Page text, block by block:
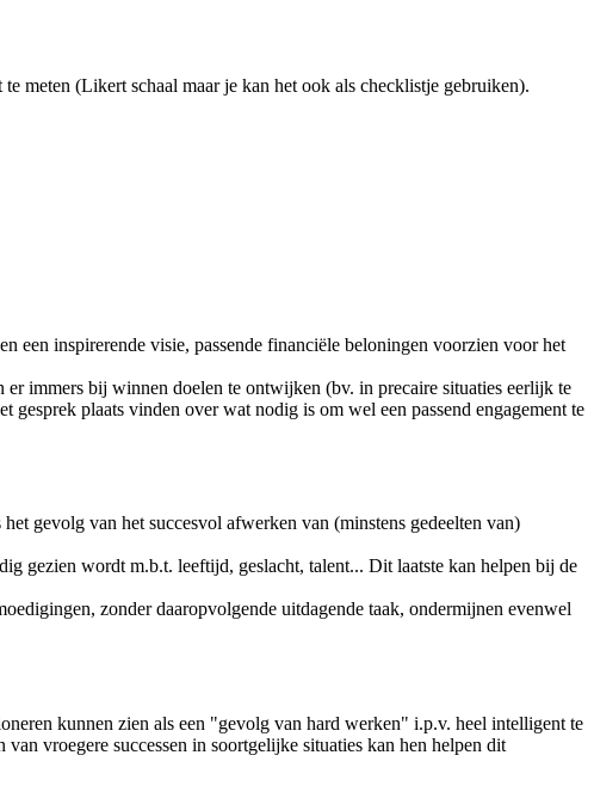
meten (Likert schaal maar je kan het ook als checklistje gebruiken).
een inspirerende visie, passende financiële beloningen voorzien voor het
immers bij winnen doelen te ontwijken (bv. in precaire situaties eerlijk te
plaats vinden over wat nodig is om wel een passend engagement te
gevolg van het succesvol afwerken van (minstens gedeelten van)
gezien wordt m.b.t. leeftijd, geslacht, talent... Dit laatste kan helpen bij de
zonder daaropvolgende uitdagende taak, ondermijnen evenwel
kunnen zien als een "gevolg van hard werken" i.p.v. heel intelligent te
vroegere successen in soortgelijke situaties kan hen helpen dit